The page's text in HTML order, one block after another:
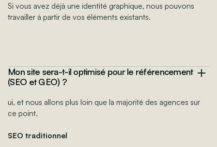
Si vous avez déjà une identité graphique, nous pouvons
travailler à partir de vos éléments existants.
Mon site sera-t-il optimisé pour le référencement
(SEO et GEO) ?
ui, et nous allons plus loin que la majorité des agences sur
ce point.
SEO traditionnel